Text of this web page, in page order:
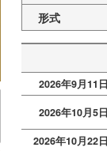
形式
2026年9月11
2026年10月5
2026年10月22